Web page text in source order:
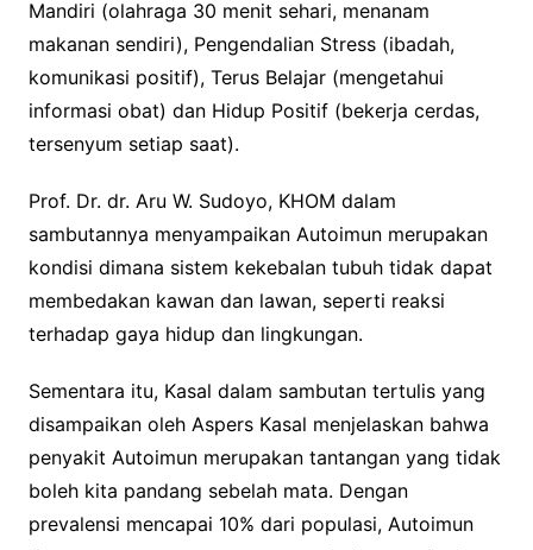
Mandiri (olahraga 30 menit sehari, menanam
makanan sendiri), Pengendalian Stress (ibadah,
komunikasi positif), Terus Belajar (mengetahui
informasi obat) dan Hidup Positif (bekerja cerdas,
tersenyum setiap saat).
Prof. Dr. dr. Aru W. Sudoyo, KHOM dalam
sambutannya menyampaikan Autoimun merupakan
kondisi dimana sistem kekebalan tubuh tidak dapat
membedakan kawan dan lawan, seperti reaksi
terhadap gaya hidup dan lingkungan.
Sementara itu, Kasal dalam sambutan tertulis yang
disampaikan oleh Aspers Kasal menjelaskan bahwa
penyakit Autoimun merupakan tantangan yang tidak
boleh kita pandang sebelah mata. Dengan
prevalensi mencapai 10% dari populasi, Autoimun